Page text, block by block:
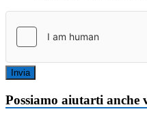
Invia
Possiamo aiutarti anche